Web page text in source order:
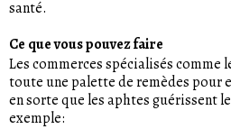
santé.
Ce que vous pouvez faire
Les commerces spécialisés
toute une palette de remèdes pour
en sorte que les aphtes guérissent
exemple: